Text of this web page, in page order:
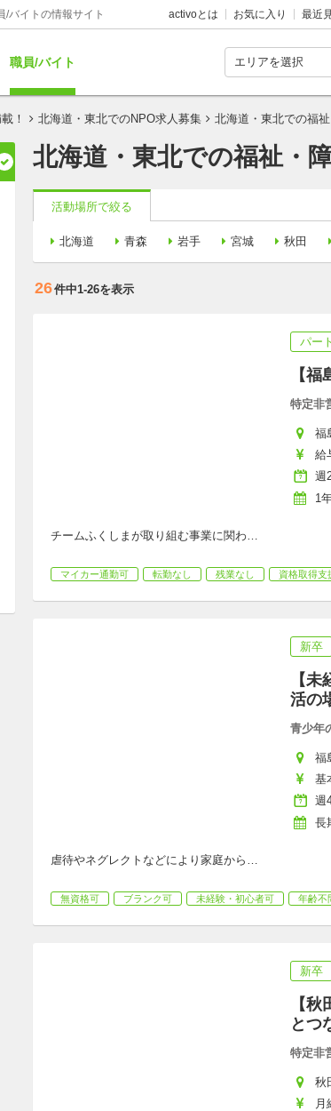
/バイトの情報サイト activoとは お気に入り 最近
職員/バイト
！ 北海道・東北でのNPO求人募集 北海道・東北での福
北海道・東北での福祉・
活動場所で絞る
北海道 青森 岩手 宮城 秋田
26件中1-26を表示
パート
【
特定非
福
給
週
1
チームふくしまが取り組む事業に関わ…
マイカー通勤可 転勤なし 残業なし 資格取得支
新卒
【
活の
青少年
福
基
週
長
虐待やネグレクトなどにより家庭から …
無資格可 ブランク可 未経験・初心者可 年齢不
新卒
【
とつ
特定非
秋
月